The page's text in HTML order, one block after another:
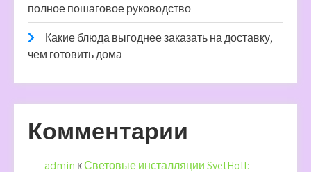
полное пошаговое руководство
Какие блюда выгоднее заказать на доставку,
чем готовить дома
Комментарии
admin кСветовые инсталляции SvetHoll: